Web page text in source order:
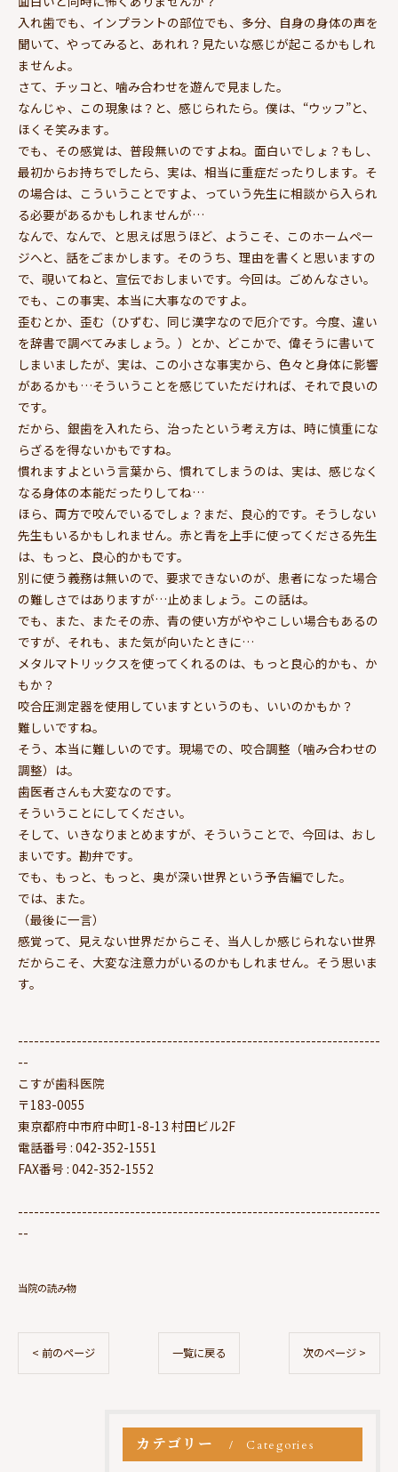
入れ歯でも、インプラントの部位でも、多分、自身の身体の声を
聞いて、やってみると、あれれ？見たいな感じが起こるかもしれ
ませんよ。
さて、チッコと、噛み合わせを遊んで見ました。
なんじゃ、この現象は？と、感じられたら。僕は、“ウッフ”と、
ほくそ笑みます。
でも、その感覚は、普段無いのですよね。面白いでしょ？もし、
最初からお持ちでしたら、実は、相当に重症だったりします。そ
の場合は、こういうことですよ、っていう先生に相談から入られ
る必要があるかもしれませんが…
なんで、なんで、と思えば思うほど、ようこそ、このホームペー
ジへと、話をごまかします。そのうち、理由を書くと思いますの
で、覗いてねと、宣伝でおしまいです。今回は。ごめんなさい。
でも、この事実、本当に大事なのですよ。
歪むとか、歪む（ひずむ、同じ漢字なので厄介です。今度、違い
を辞書で調べてみましょう。）とか、どこかで、偉そうに書いて
しまいましたが、実は、この小さな事実から、色々と身体に影響
があるかも…そういうことを感じていただければ、それで良いの
です。
だから、銀歯を入れたら、治ったという考え方は、時に慎重にな
らざるを得ないかもですね。
慣れますよという言葉から、慣れてしまうのは、実は、感じなく
なる身体の本能だったりしてね…
ほら、両方で咬んでいるでしょ？まだ、良心的です。そうしない
先生もいるかもしれません。赤と青を上手に使ってくださる先生
は、もっと、良心的かもです。
別に使う義務は無いので、要求できないのが、患者になった場合
の難しさではありますが…止めましょう。この話は。
でも、また、またその赤、青の使い方がややこしい場合もあるの
ですが、それも、また気が向いたときに…
メタルマトリックスを使ってくれるのは、もっと良心的かも、か
もか？
咬合圧測定器を使用していますというのも、いいのかもか？
難しいですね。
そう、本当に難しいのです。現場での、咬合調整（噛み合わせの
調整）は。
歯医者さんも大変なのです。
そういうことにしてください。
そして、いきなりまとめますが、そういうことで、今回は、おし
まいです。勘弁です。
でも、もっと、もっと、奥が深い世界という予告編でした。
では、また。
（最後に一言）
感覚って、見えない世界だからこそ、当人しか感じられない世界
だからこそ、大変な注意力がいるのかもしれません。そう思いま
す。
--------------------------------------------------------------------
--
こすが歯科医院
〒183-0055
東京都府中市府中町1-8-13 村田ビル2F
電話番号 : 042-352-1551
FAX番号 : 042-352-1552
--------------------------------------------------------------------
--
当院の読み物
< 前のページ 一覧に戻る 次のページ >
カテゴリー Categories